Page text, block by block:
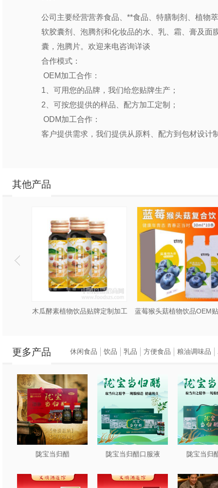
公司主要经营营养食品、**食品、特膳制剂、植物
软胶囊剂、泡腾剂和化妆品的水、乳、霜、膏及
囊，泡腾片。欢迎来电咨询详谈
合作模式：
OEM加工合作：
1、可用您的品牌，我们给您贴牌生产；
2、可按您提供的样品、配方加工定制；
ODM加工合作：
客户提供需求，我们提供从原料、配方到包材设计
其他产品
木瓜酵素植物饮品贴牌定制加工
更多产品
陇宝当归醋 陇宝当归醋口服液 陇宝当归
休闲食品 饮品 乳品 方便食品 粮油调味品